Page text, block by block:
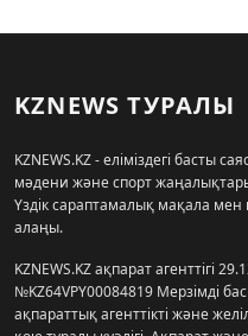
KZNEWS ТУРАЛЫ
KZNEWS.KZ - еліміздегі басты
мәдени және спорт
Үздік сараптамалық мақала
алаңы.
KZNEWS.KZ ақпарат агенттігі
№KZ64VPY00084819 Мерзімді
ақпараттық агенттікті және